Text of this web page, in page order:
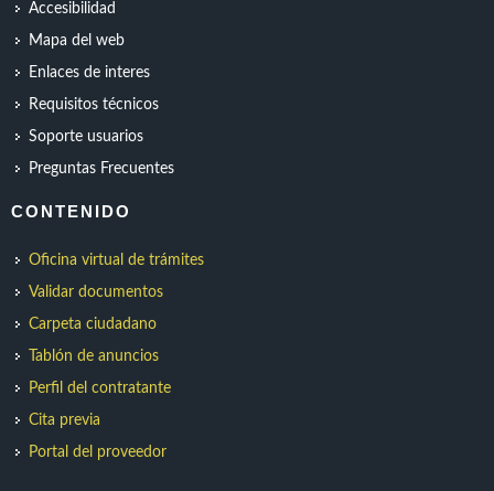
Accesibilidad
Mapa del web
Enlaces de interes
Requisitos técnicos
Soporte usuarios
Preguntas Frecuentes
CONTENIDO
Oficina virtual de trámites
Validar documentos
Carpeta ciudadano
Tablón de anuncios
Perfil del contratante
Cita previa
Portal del proveedor